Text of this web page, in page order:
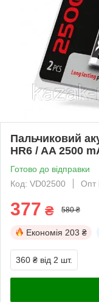
Пальчиковий
HR6 / AA 2500
Готово до відправки
Код: VD02500
Опт
377 ₴ 580 ₴
Економія 203 ₴
360 ₴ від 2 шт.